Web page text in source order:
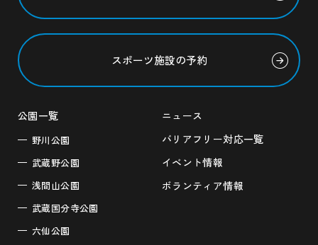
スポーツ施設の予約
公園一覧
野川公園
武蔵野公園
浅間山公園
武蔵国分寺公園
六仙公園
ニュース
バリアフリー対応一覧
イベント情報
ボランティア情報